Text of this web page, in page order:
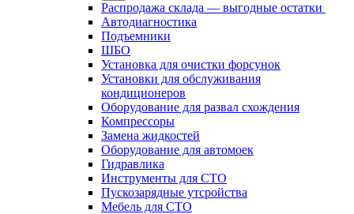
Распродажа склада — выгодные остатки
Автодиагностика
Подъемники
ШБО
Установка для очистки форсунок
Установки для обслуживания
кондиционеров
Оборудование для развал схождения
Компрессоры
Замена жидкостей
Оборудование для автомоек
Гидравлика
Инструменты для СТО
Пускозарядные утсройства
Мебель для СТО